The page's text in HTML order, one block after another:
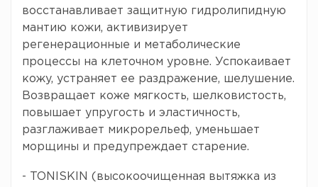
восстанавливает защитную гидролипидную
мантию кожи, активизирует
регенерационные и метаболические
процессы на клеточном уровне. Успокаивает
кожу, устраняет ее раздражение, шелушение.
Возвращает коже мягкость, шелковистость,
повышает упругость и эластичность,
разглаживает микрорельеф, уменьшает
морщины и предупреждает старение.
- TONISKIN (высокоочищенная вытяжка из